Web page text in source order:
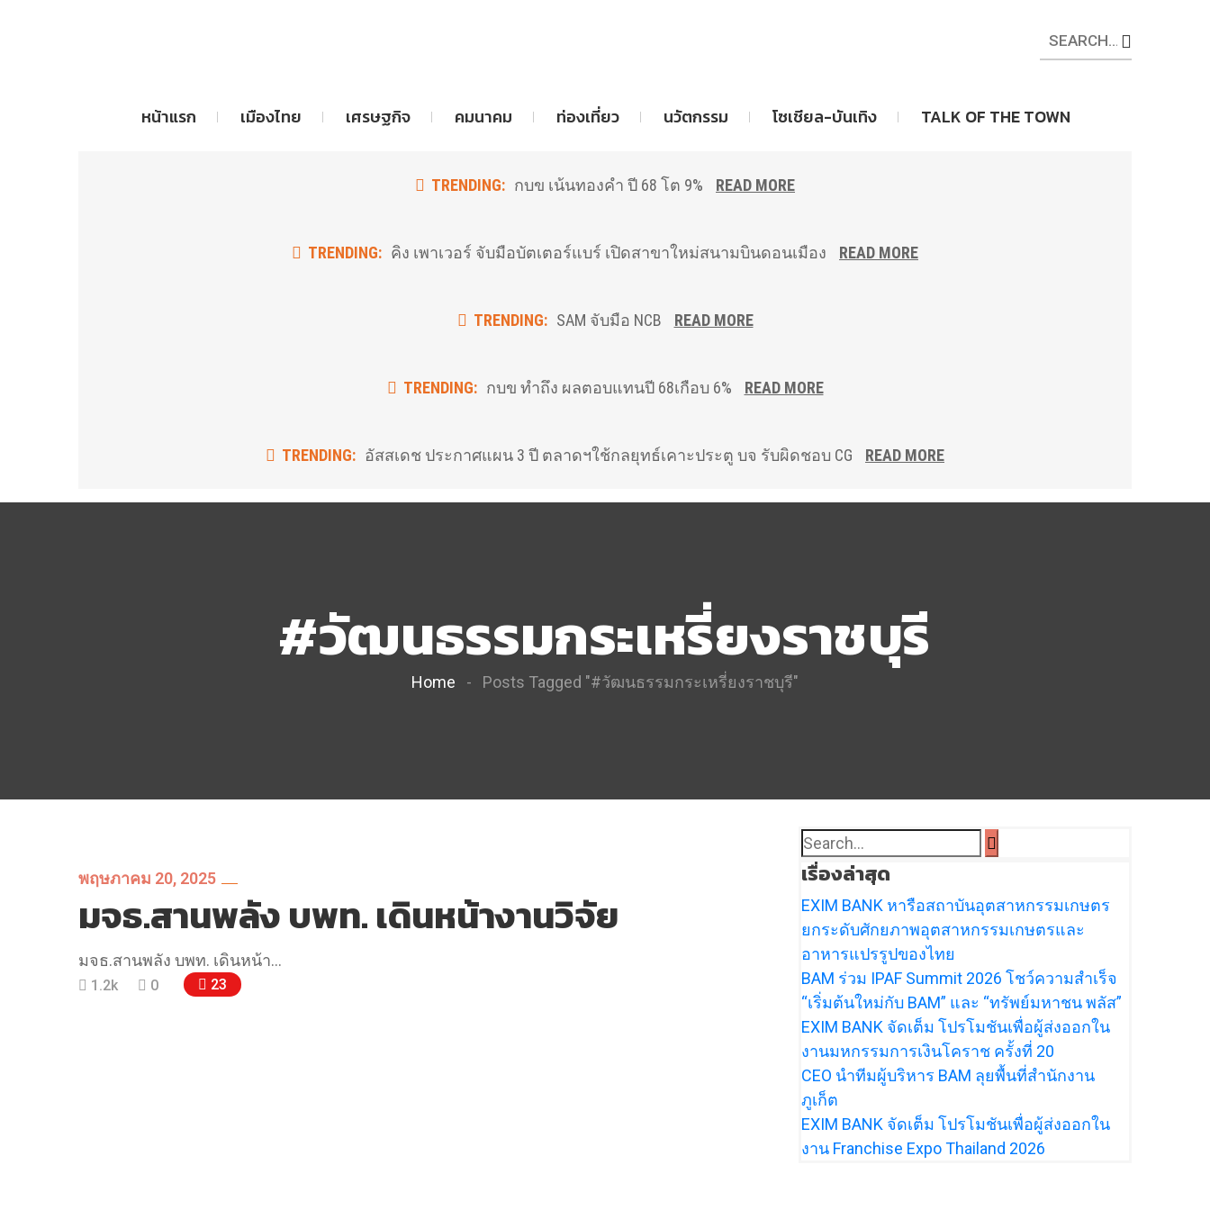
หน้าแรก เมืองไทย เศรษฐกิจ คมนาคม ท่องเที่ยว นวัตกรรม โซเชียล-บันเทิง TALK OF THE TOWN
TRENDING: กบข เน้นทองคำ ปี 68 โต 9% READ MORE
TRENDING: คิง เพาเวอร์ จับมือบัตเตอร์แบร์ เปิดสาขาใหม่สนามบินดอนเมือง READ MORE
TRENDING: SAM จับมือ NCB READ MORE
TRENDING: กบข ทำถึง ผลตอบแทนปี 68เกือบ 6% READ MORE
TRENDING: อัสสเดช ประกาศแผน 3 ปี ตลาดฯใช้กลยุทธ์เคาะประตู บจ รับผิดชอบ CG READ MORE
#วัฒนธรรมกระเหรี่ยงราชบุรี
Home Posts Tagged "#วัฒนธรรมกระเหรี่ยงราชบุรี"
พฤษภาคม 20, 2025
มจธ.สานพลัง บพท. เดินหน้างานวิจัย
มจธ.สานพลัง บพท. เดินหน้า…
1.2k 0 23
เรื่องล่าสุด
EXIM BANK หารือสถาบันอุตสาหกรรมเกษตร
ยกระดับศักยภาพอุตสาหกรรมเกษตรและ
อาหารแปรรูปของไทย
BAM ร่วม IPAF Summit 2026 โชว์ความสำเร็จ
“เริ่มต้นใหม่กับ BAM” และ “ทรัพย์มหาชน พลัส”
EXIM BANK จัดเต็ม โปรโมชันเพื่อผู้ส่งออกใน
งานมหกรรมการเงินโคราช ครั้งที่ 20
CEO นำทีมผู้บริหาร BAM ลุยพื้นที่สำนักงาน
ภูเก็ต
EXIM BANK จัดเต็ม โปรโมชันเพื่อผู้ส่งออกใน
งาน Franchise Expo Thailand 2026